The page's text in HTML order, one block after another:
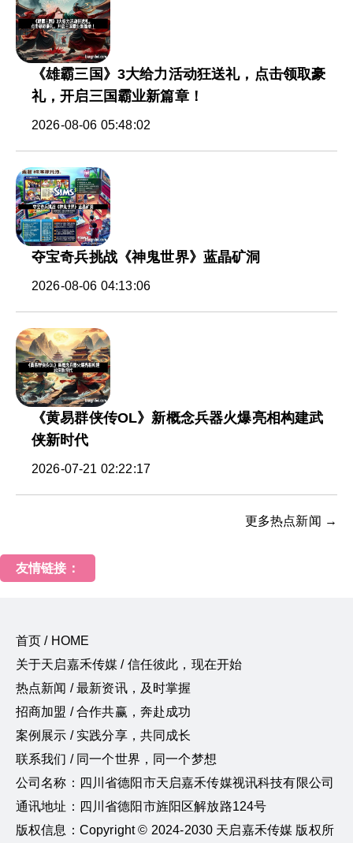
《雄霸三国》3大给力活动狂送礼，点击领取豪
礼，开启三国霸业新篇章！
2026-08-06 05:48:02
夺宝奇兵挑战《神鬼世界》蓝晶矿洞
2026-08-06 04:13:06
《黄易群侠传OL》新概念兵器火爆亮相构建武
侠新时代
2026-07-21 02:22:17
更多热点新闻 →
友情链接：
首页 / HOME
关于天启嘉禾传媒 / 信任彼此，现在开始
热点新闻 / 最新资讯，及时掌握
招商加盟 / 合作共赢，奔赴成功
案例展示 / 实践分享，共同成长
联系我们 / 同一个世界，同一个梦想
公司名称：四川省德阳市天启嘉禾传媒视讯科技有限公司
通讯地址：四川省德阳市旌阳区解放路124号
版权信息：Copyright © 2024-2030 天启嘉禾传媒 版权所